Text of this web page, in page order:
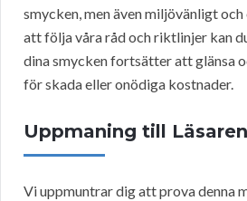
smycken, men även miljövänligt
att följa våra råd och riktlinjer kan
dina smycken fortsätter att glänsa
för skada eller onödiga kostnader.
Uppmaning till Läsaren
Vi uppmuntrar dig att prova denna